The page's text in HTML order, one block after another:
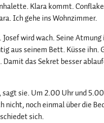
Klara kommt.
Ich gehe ins Wohnzimmer.
wird wach. Seine
aus seinem Bett. Küsse ihn.
das Sekret besser
sie. Um 2.00 Uhr und
nicht, noch einmal über die
sich.